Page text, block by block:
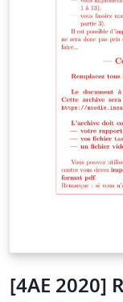
[4AE 2020]